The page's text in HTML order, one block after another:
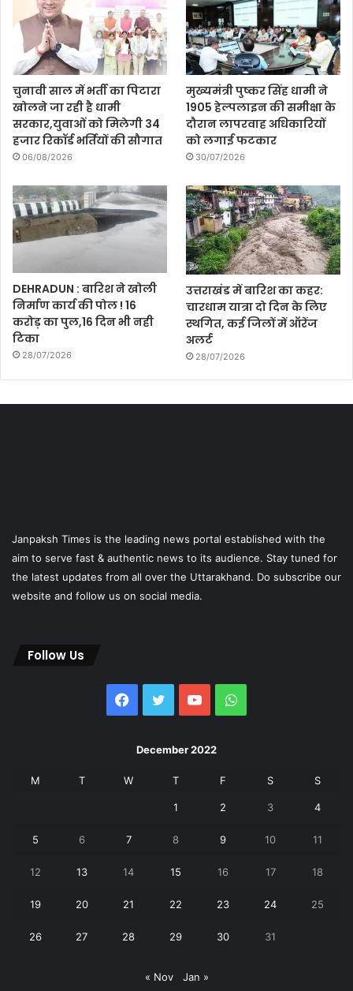
चुनावी साल में भर्ती का पिटारा
खोलने जा रही है धामी
सरकार,युवाओं को मिलेगी 34
हजार रिकॉर्ड भर्तियों की सौगात
06/08/2026
मुख्यमंत्री पुष्कर सिंह धामी ने
1905 हेल्पलाइन की समीक्षा के
दौरान लापरवाह अधिकारियों
को लगाई फटकार
30/07/2026
DEHRADUN : बारिश ने खोली
निर्माण कार्य की पोल ! 16
करोड़ का पुल,16 दिन भी नही
टिका
28/07/2026
उत्तराखंड में बारिश का कहर:
चारधाम यात्रा दो दिन के लिए
स्थगित, कई जिलों में ऑरेंज
अलर्ट
28/07/2026
Janpaksh Times is the leading news portal established with the
aim to serve fast & authentic news to its audience. Stay tuned for
the latest updates from all over the Uttarakhand. Do subscribe our
website and follow us on social media.
Follow Us
Facebook
Twitter YouTubeWhatsApp
December 2022
M T W T F S S
1 2 3 4
5 6 7 8 9 10 11
12 13 14 15 16 17 18
19 20 21 22 23 24 25
26 27 28 29 30 31
« Nov Jan »